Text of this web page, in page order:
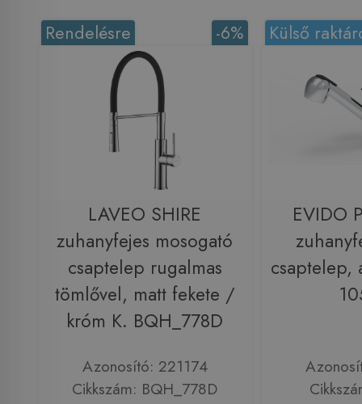
-6%
Rendelésre
LAVEO SHIRE
zuhanyfejes mosogató
csaptelep rugalmas
tömlővel, matt fekete /
króm K. BQH_778D
Azonosító: 221174
Cikkszám: BQH_778D
Külső
EVIDO
csaptelep,